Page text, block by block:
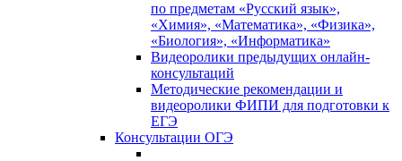
по предметам «Русский язык»,
«Химия», «Математика», «Физика»,
«Биология», «Информатика»
Видеоролики предыдущих онлайн-
консультаций
Методические рекомендации и
видеоролики ФИПИ для подготовки к
ЕГЭ
Консультации ОГЭ